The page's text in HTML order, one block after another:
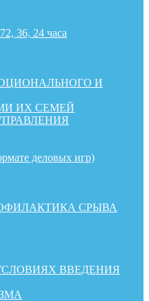
24 часа
И
ИХ СЕМЕЙ
деловых игр)
СРЫВА
ВВЕДЕНИЯ